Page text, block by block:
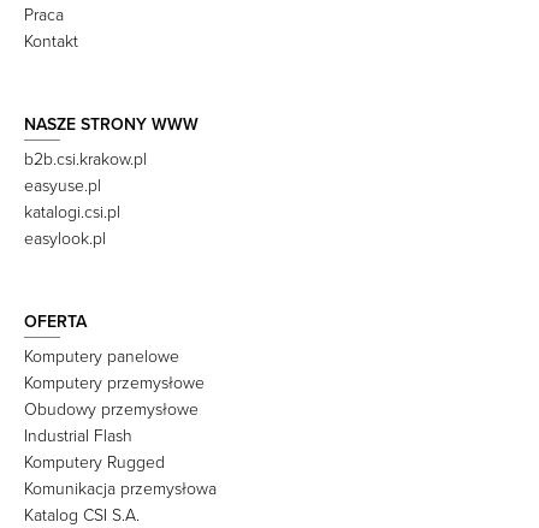
Praca
Kontakt
NASZE STRONY WWW
b2b.csi.krakow.pl
easyuse.pl
katalogi.csi.pl
easylook.pl
OFERTA
Komputery panelowe
Komputery przemysłowe
Obudowy przemysłowe
Industrial Flash
Komputery Rugged
Komunikacja przemysłowa
Katalog CSI S.A.